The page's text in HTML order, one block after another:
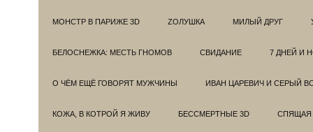
МОНСТР В ПАРИЖЕ 3D ZОЛУШКА МИЛЫЙ ДРУГ
БЕЛОСНЕЖКА: МЕСТЬ ГНОМОВ СВИДАНИЕ 7 ДНЕЙ И
О ЧЁМ ЕЩЁ ГОВОРЯТ МУЖЧИНЫ ИВАН ЦАРЕВИЧ И СЕРЫЙ
КОЖА, В КОТРОЙ Я ЖИВУ БЕССМЕРТНЫЕ 3D СПЯЩАЯ